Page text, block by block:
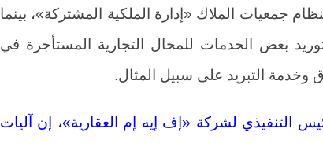
جمعيات الملاك «إدارة الملكية المشتركة»، بينما
بعض الخدمات للمحال التجارية المستأجرة في
وخدمة التبريد على سبيل المثال.
التنفيذي لشركة «إف إيه إم العقارية»، إن آليات